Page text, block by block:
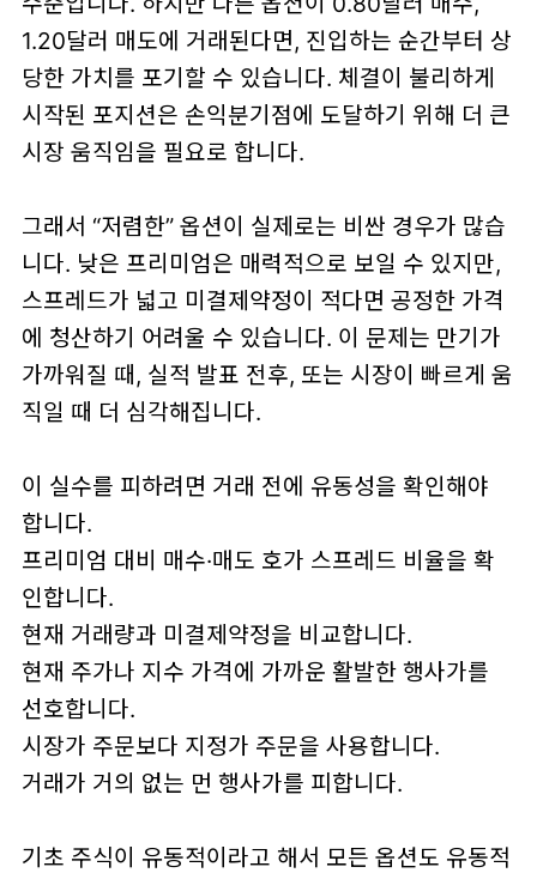
1.20달러 매도에 거래된다면, 진입하는 순간부터 상
당한 가치를 포기할 수 있습니다. 체결이 불리하게
시작된 포지션은 손익분기점에 도달하기 위해 더 큰
시장 움직임을 필요로 합니다.
그래서 “저렴한” 옵션이 실제로는 비싼 경우가 많습
니다. 낮은 프리미엄은 매력적으로 보일 수 있지만,
스프레드가 넓고 미결제약정이 적다면 공정한 가격
에 청산하기 어려울 수 있습니다. 이 문제는 만기가
가까워질 때, 실적 발표 전후, 또는 시장이 빠르게 움
직일 때 더 심각해집니다.
이 실수를 피하려면 거래 전에 유동성을 확인해야
합니다.
프리미엄 대비 매수·매도 호가 스프레드 비율을 확
인합니다.
현재 거래량과 미결제약정을 비교합니다.
현재 주가나 지수 가격에 가까운 활발한 행사가를
선호합니다.
시장가 주문보다 지정가 주문을 사용합니다.
거래가 거의 없는 먼 행사가를 피합니다.
기초 주식이 유동적이라고 해서 모든 옵션도 유동적